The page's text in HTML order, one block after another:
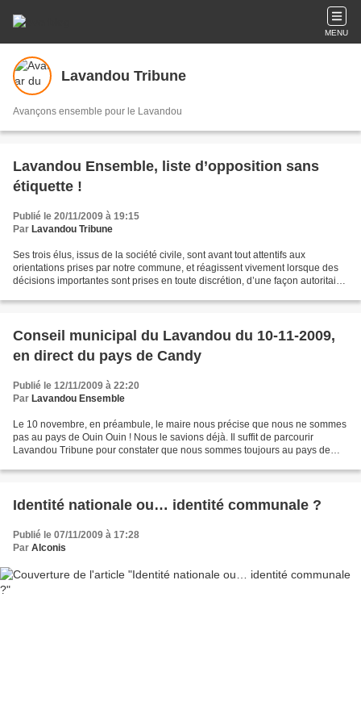
MENU
Lavandou Tribune
Avançons ensemble pour le Lavandou
Lavandou Ensemble, liste d’opposition sans
étiquette !
Publié le 20/11/2009 à 19:15
Par Lavandou Tribune
Ses trois élus, issus de la société civile, sont avant tout attentifs aux
orientations prises par notre commune, et réagissent vivement lorsque des
décisions importantes sont prises en toute discrétion, d’une façon autoritaire
Conseil municipal du Lavandou du 10-11-2009,
en direct du pays de Candy
Publié le 12/11/2009 à 22:20
Par Lavandou Ensemble
Le 10 novembre, en préambule, le maire nous précise que nous ne sommes
pas au pays de Ouin Ouin ! Nous le savions déjà. Il suffit de parcourir
Lavandou Tribune pour constater que nous sommes toujours au pays de
Identité nationale ou… identité communale ?
Publié le 07/11/2009 à 17:28
Par Alconis